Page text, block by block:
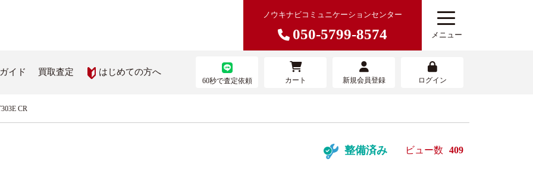
ノウキナビコミュニケーションセンター
050-5799-8574 メニュー
を買いたい 部品を取り寄せたい 農機を売りたい
農機具買取査定サービス
イド 買取査定 はじめての方へ
60秒で査定依頼 カート 新規会員登録 ログイン
CR
整備済み ビュー数 409